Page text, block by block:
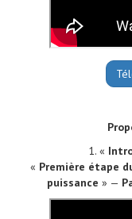
1. «
« Première étape
puissance » —